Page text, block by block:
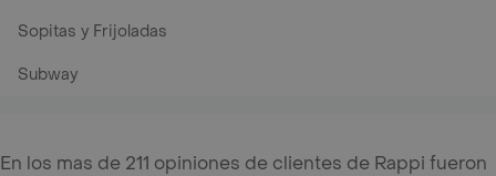
Sopitas y Frijoladas
Subway
En los mas de 211 opiniones de clientes de Rappi fueron